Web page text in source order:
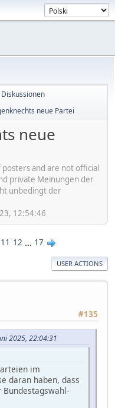
neue Partei
neue
and are not official
private Meinungen der
unbedingt der
12:54:46
11 12 ... 17
USER ACTIONS
#135
2025, 22:04:31
im
daran haben, dass
Bundestagswahl-